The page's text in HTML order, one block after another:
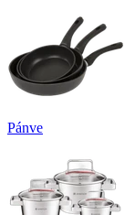
Pánve